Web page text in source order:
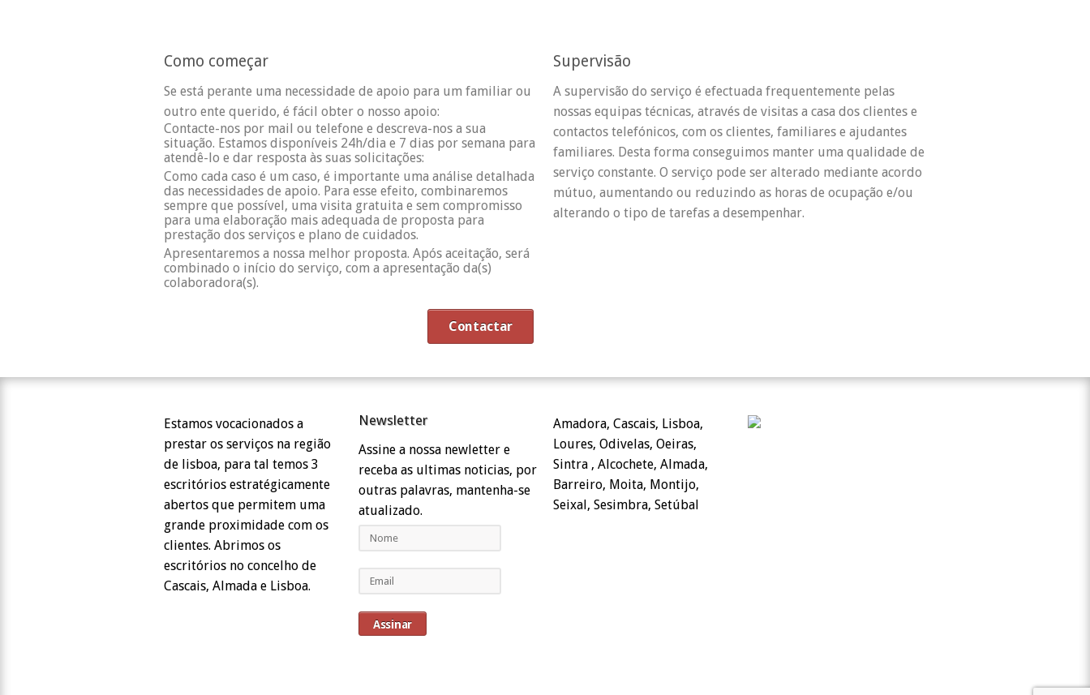
Como começar
Se está perante uma necessidade de apoio para um familiar ou
outro ente querido, é fácil obter o nosso apoio:
Contacte-nos por mail ou telefone e descreva-nos a sua
situação. Estamos disponíveis 24h/dia e 7 dias por semana para
atendê-lo e dar resposta às suas solicitações:
Como cada caso é um caso, é importante uma análise detalhada
das necessidades de apoio. Para esse efeito, combinaremos
sempre que possível, uma visita gratuita e sem compromisso
para uma elaboração mais adequada de proposta para
prestação dos serviços e plano de cuidados.
Apresentaremos a nossa melhor proposta. Após aceitação, será
combinado o início do serviço, com a apresentação da(s)
colaboradora(s).
Contactar
Supervisão
A supervisão do serviço é efectuada frequentemente pelas
nossas equipas técnicas, através de visitas a casa dos clientes e
contactos telefónicos, com os clientes, familiares e ajudantes
familiares. Desta forma conseguimos manter uma qualidade de
serviço constante. O serviço pode ser alterado mediante acordo
mútuo, aumentando ou reduzindo as horas de ocupação e/ou
alterando o tipo de tarefas a desempenhar.
Estamos vocacionados a
prestar os serviços na região
de lisboa, para tal temos 3
escritórios estratégicamente
abertos que permitem uma
grande proximidade com os
clientes. Abrimos os
escritórios no concelho de
Cascais, Almada e Lisboa.
Newsletter
Assine a nossa newletter e
receba as ultimas noticias, por
outras palavras, mantenha-se
atualizado.
Amadora, Cascais, Lisboa,
Loures, Odivelas, Oeiras,
Sintra , Alcochete, Almada,
Barreiro, Moita, Montijo,
Seixal, Sesimbra, Setúbal